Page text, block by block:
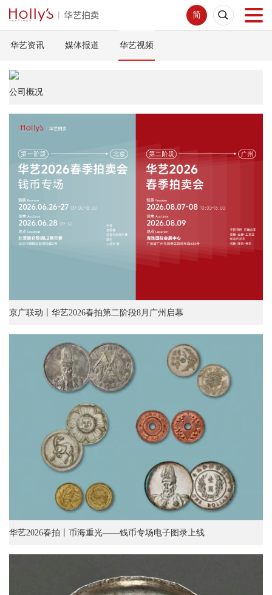
简
首页
网络拍卖
服务指南
新闻中心
华艺资讯 媒体报道 华艺视频
公司概况
京广联动丨华艺2026春拍第二阶段8月广州启幕
华艺2026春拍丨币海重光——钱币专场电子图录上线